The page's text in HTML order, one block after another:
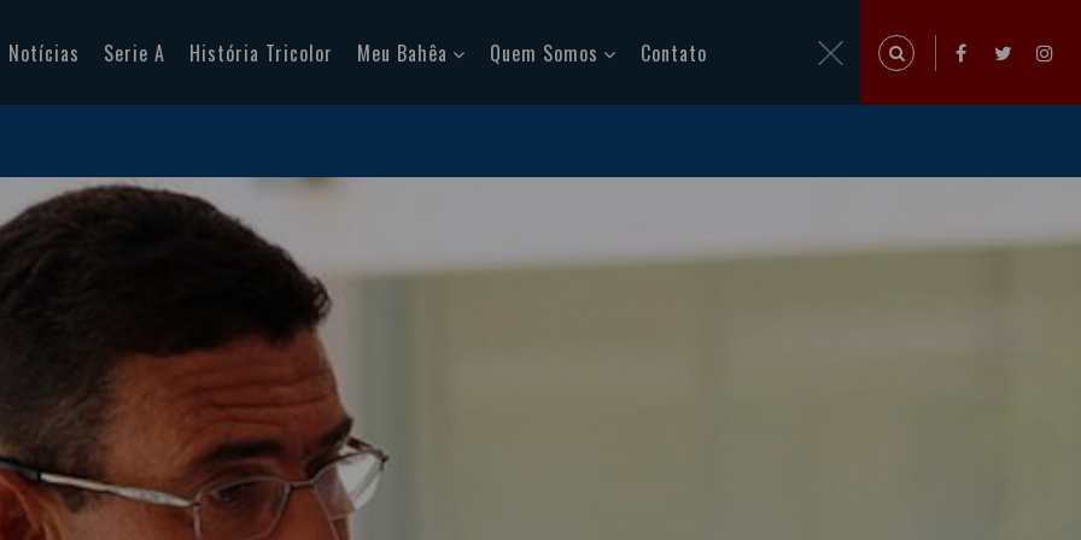
Notícias Serie A História Tricolor Meu Bahêa Quem Somos Contato